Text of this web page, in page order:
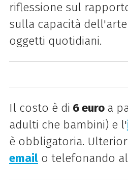
riflessione sul
sulla capacità
oggetti quotidiani.
Il costo è di 6 euro a
adulti che bambini) e l'
è obbligatoria.
emailo telefonando al